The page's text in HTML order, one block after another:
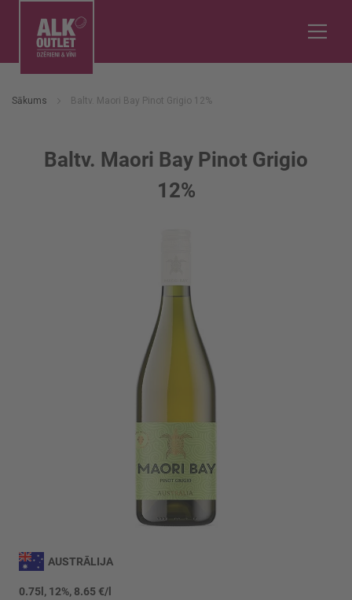
Sākums Baltv. Maori Bay Pinot Grigio 12%
Baltv. Maori Bay Pinot Grigio
12%
uz
galerijas
sākumu
AUSTRĀLIJA
0.75l, 12%, 8.65 €/l